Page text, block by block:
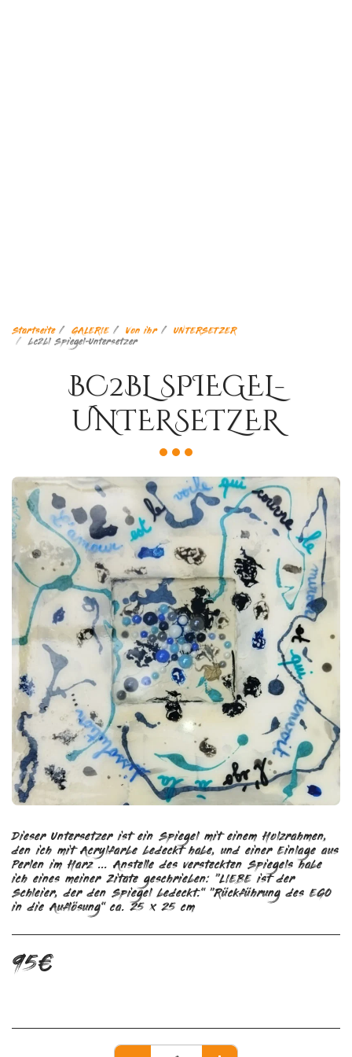
Startseite GALERIE Von ihr
UNTERSETZER
bc2bl Spiegel-Untersetzer
BC2BL SPIEGEL-
UNTERSETZER
Dieser Untersetzer ist ein Spiegel mit einem Holzrahmen,
den ich mit Acrylfarbe bedeckt habe, und einer Einlage aus
Perlen im Harz ... Anstelle des versteckten Spiegels habe
ich eines meiner Zitate geschrieben: „LIEBE ist der
Schleier, der den Spiegel bedeckt.“ „Rückführung des EGO
in die Auflösung“ ca. 25 x 25 cm
95€